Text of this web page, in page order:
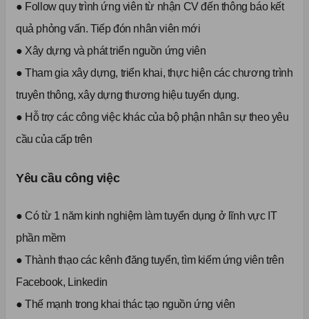
● Follow quy trình ứng viên từ nhận CV đến thông báo kết
quả phỏng vấn. Tiếp đón nhân viên mới
● Xây dựng và phát triển nguồn ứng viên
● Tham gia xây dựng, triển khai, thực hiện các chương trình
truyên thông, xây dựng thương hiệu tuyển dụng.
● Hỗ trợ các công việc khác của bộ phận nhân sự theo yêu
cầu của cấp trên
Yêu cầu công việc
● Có từ 1 năm kinh nghiệm làm tuyển dụng ở lĩnh vực IT
phần mềm
● Thành thạo các kênh đăng tuyển, tìm kiếm ứng viên trên
Facebook, Linkedin
● Thế mạnh trong khai thác tạo nguồn ứng viên